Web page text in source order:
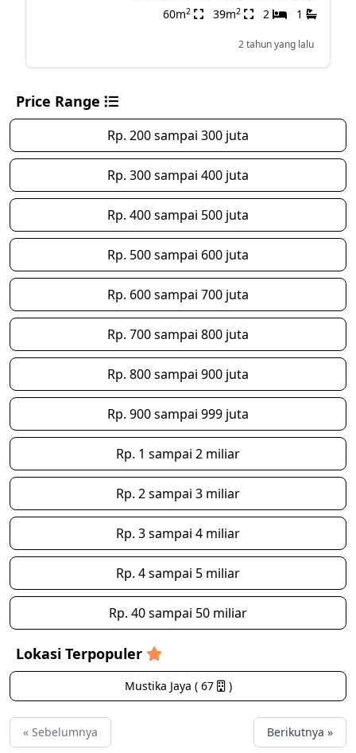
60m2 39m2 2 1
2 tahun yang lalu
Price Range
Rp. 200 sampai 300 juta
Rp. 300 sampai 400 juta
Rp. 400 sampai 500 juta
Rp. 500 sampai 600 juta
Rp. 600 sampai 700 juta
Rp. 700 sampai 800 juta
Rp. 800 sampai 900 juta
Rp. 900 sampai 999 juta
Rp. 1 sampai 2 miliar
Rp. 2 sampai 3 miliar
Rp. 3 sampai 4 miliar
Rp. 4 sampai 5 miliar
Rp. 40 sampai 50 miliar
Lokasi Terpopuler
Mustika Jaya ( 67 )
« Sebelumnya Berikutnya »